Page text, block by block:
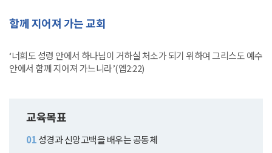
함께 지어져 가는 교회
‘너희도 성령 안에서 하나님이 거하실 처소가 되기 위하여 그리스도 예수
안에서 함께 지어져 가느니라’(엡2:22)
교육목표
01성경과 신앙고백을 배우는 공동체